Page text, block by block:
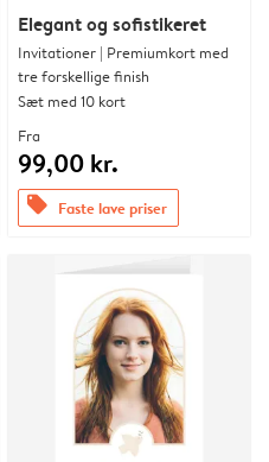
Elegant og sofistikeret
Invitationer | Premiumkort med
tre forskellige finish
Sæt med 10 kort
Fra
99,00 kr.
offers Faste lave priser